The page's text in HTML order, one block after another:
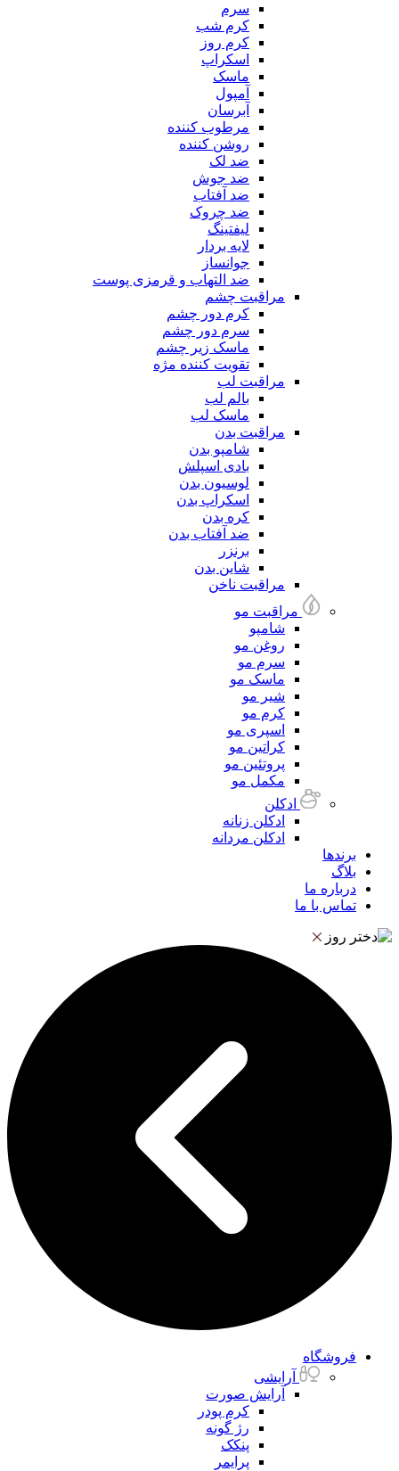
سرم
کرم شب
کرم روز
اسکراپ
ماسک
آمپول
آبرسان
مرطوب کننده
روشن کننده
ضد لک
ضد جوش
ضد آفتاب
ضد چروک
لیفتینگ
لایه بردار
جوانساز
ضد التهاب و قرمزی پوست
مراقبت چشم
کرم دور چشم
سرم دور چشم
ماسک زیر چشم
تقویت کننده مژه
مراقبت لب
بالم لب
ماسک لب
مراقبت بدن
شامپو بدن
بادی اسپلش
لوسیون بدن
اسکراپ بدن
کره بدن
ضد آفتاب بدن
برنزر
شاین بدن
مراقبت ناخن
مراقبت مو
شامپو
روغن مو
سرم مو
ماسک مو
شیر مو
کرم مو
اسپری مو
کراتین مو
پروتئین مو
مکمل مو
ادکلن
ادکلن زنانه
ادکلن مردانه
برندها
بلاگ
درباره ما
تماس با ما
فروشگاه
آرایشی
آرایش صورت
کرم پودر
رژ گونه
پنکک
پرایمر